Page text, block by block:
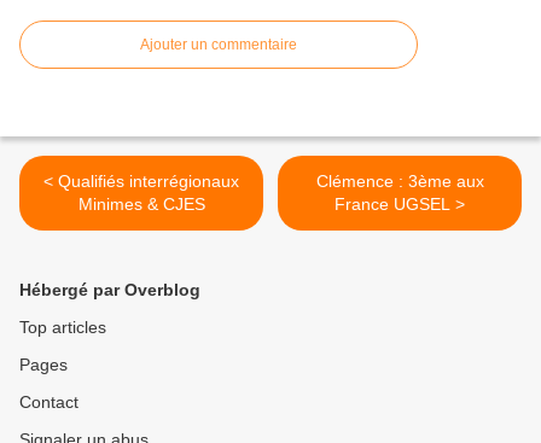
Ajouter un commentaire
< Qualifiés interrégionaux
Minimes & CJES
Clémence : 3ème aux
France UGSEL >
Hébergé par Overblog
Top articles
Pages
Contact